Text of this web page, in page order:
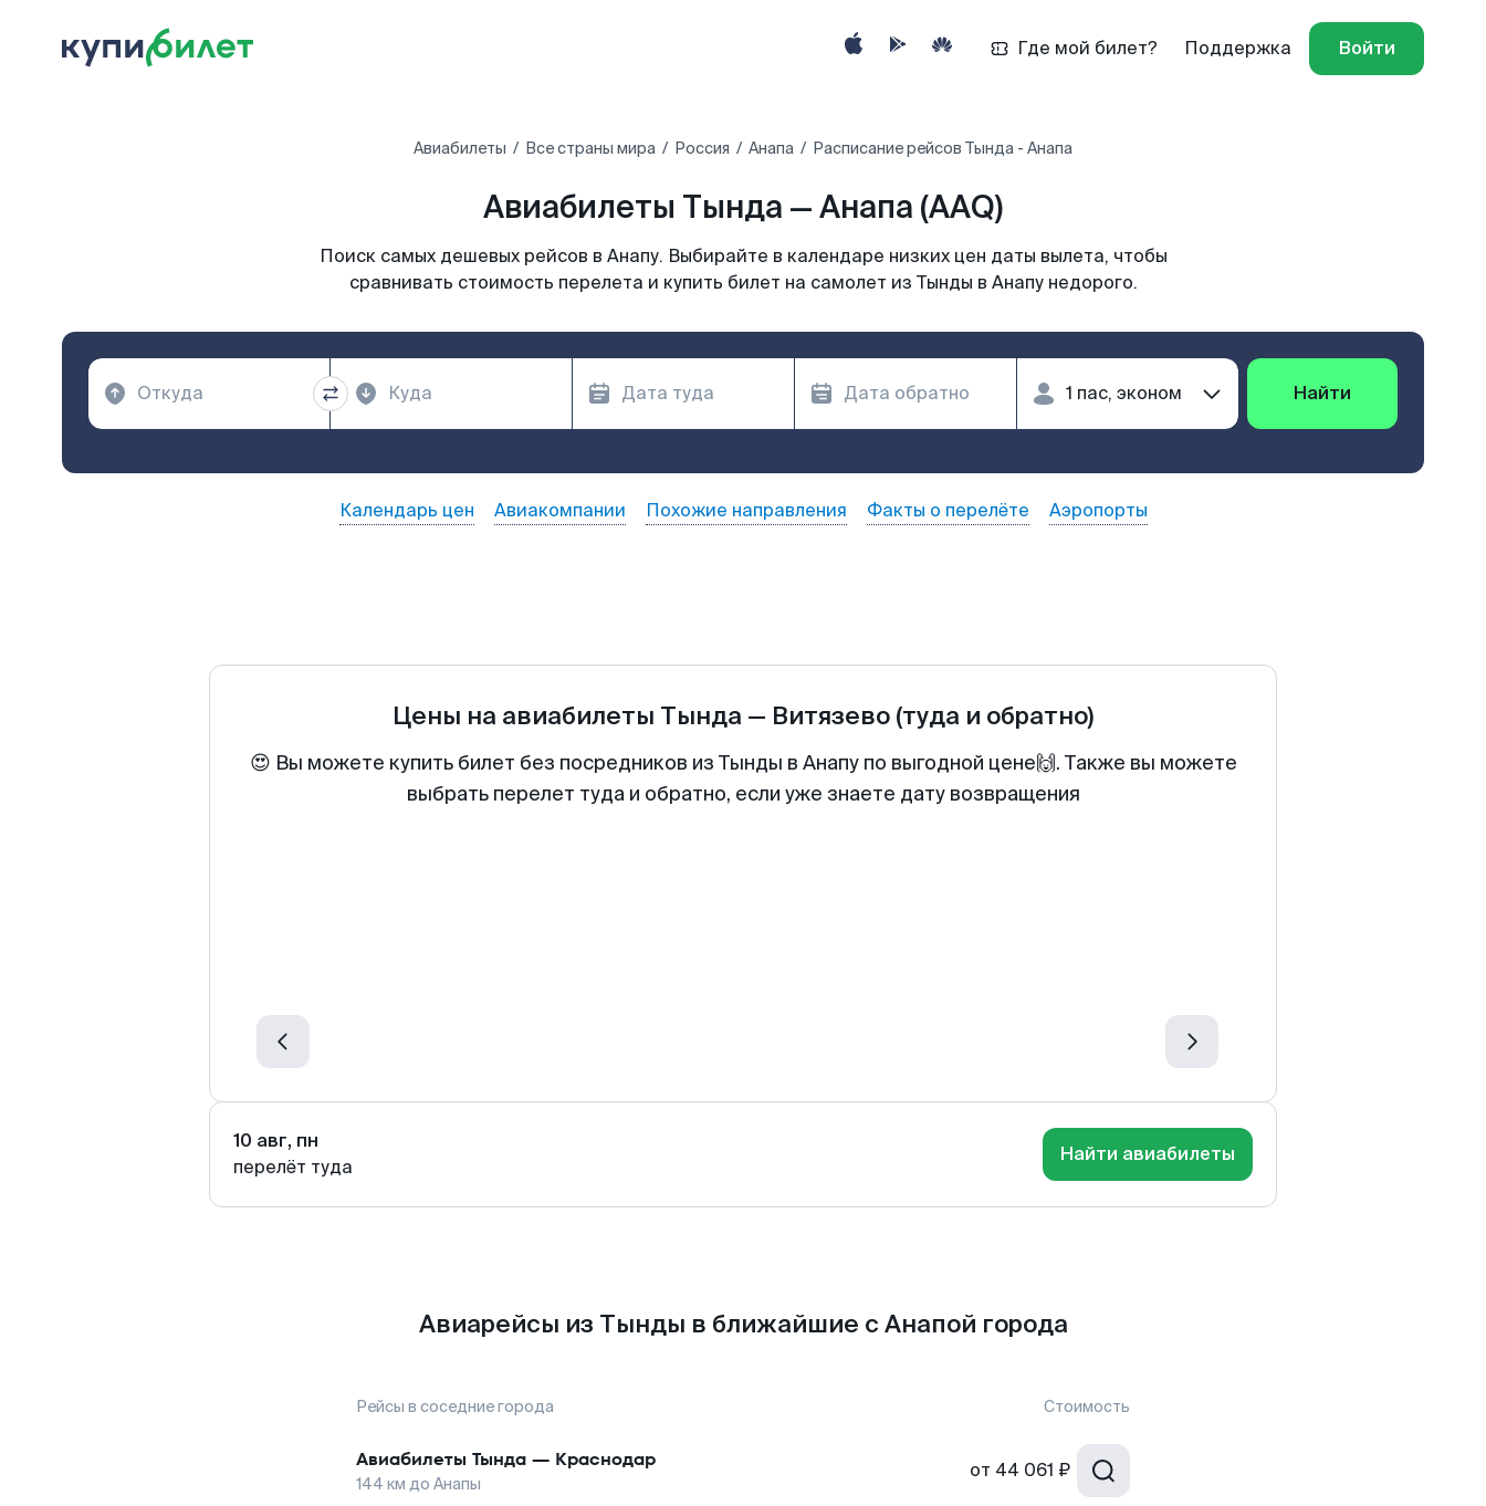
Где мой билет? Поддержка Войти
Авиабилеты Все страны мира Россия Анапа Расписание рейсов Тында - Анапа
Авиабилеты Тында — Анапа (AAQ)
Поиск самых дешевых рейсов в Анапу. Выбирайте в календаре низких цен даты вылета, чтобы
сравнивать стоимость перелета и купить билет на самолет из Тынды в Анапу недорого.
Найти
Календарь цен Авиакомпании Похожие направления Факты о перелёте Аэропорты
Цены на авиабилеты Тында — Витязево (туда и обратно)
😍 Вы можете купить билет без посредников из Тынды в Анапу по выгодной цене🙌. Также вы можете
выбрать перелет туда и обратно, если уже знаете дату возвращения
10 авг, пн
перелёт туда
Найти авиабилеты
Авиарейсы из Тынды в ближайшие с Анапой города
Рейсы в соседние города Стоимость
Авиабилеты Тында — Краснодар
144 км до Анапы
от 44 061 ₽